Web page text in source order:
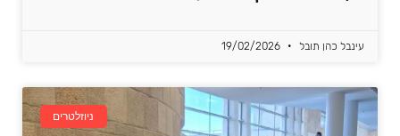
עינבל כהן תובל
ניוזלטרים